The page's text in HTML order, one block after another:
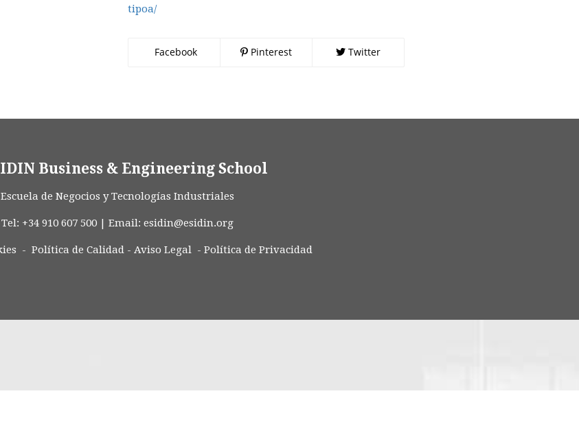
tipoa/
Facebook Pinterest Twitter
Business & Engineering School
Escuela de Negocios y Tecnologías Industriales
Tel: +34 910 607 500 | Email: esidin@esidin.org
- Política de Calidad- Aviso Legal- Política de Privacidad